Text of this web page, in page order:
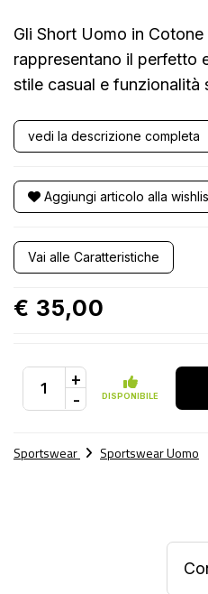
Gli Short Uomo in Cotone
rappresentano il perfetto
stile casual e funzionalità
vedi la descrizione completa
Aggiungi articolo alla
Vai alle Caratteristiche
€ 35,00
+
- DISPONIBILE
Sportswear Sportswear Uomo